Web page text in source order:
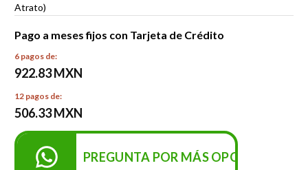
Atrato)
Pago a meses fijos con Tarjeta de Crédito
6 pagos de:
922.83 MXN
12 pagos de:
506.33 MXN
PREGUNTA POR MÁS OPCIONES DE